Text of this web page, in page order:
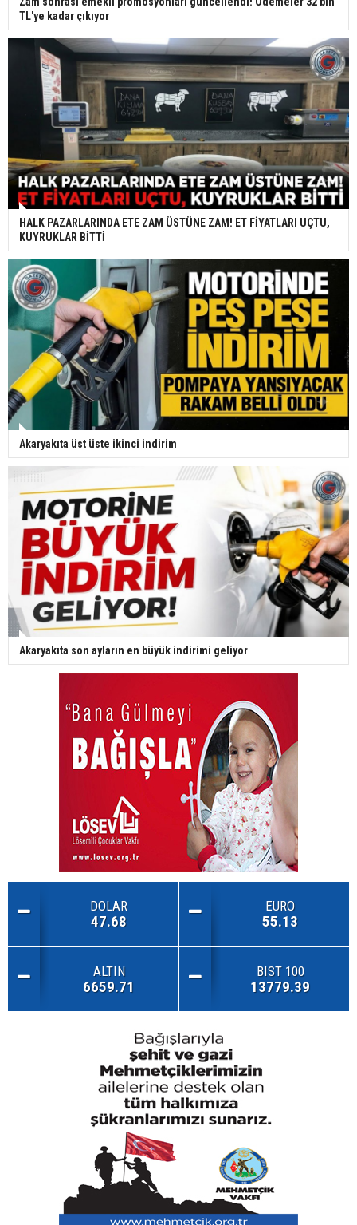
TL'ye kadar çıkıyor
HALK PAZARLARINDA ETE ZAM ÜSTÜNE ZAM! ET FİYATLARI UÇTU,
KUYRUKLAR BİTTİ
Akaryakıta üst üste ikinci indirim
Akaryakıta son ayların en büyük indirimi geliyor
DOLAR
47.68
EURO
55.13
ALTIN
6659.71
BIST 100
13779.39